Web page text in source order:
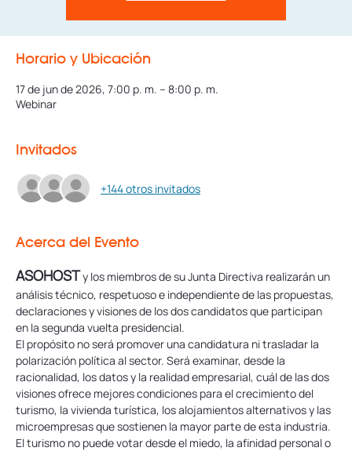
Horario y Ubicación
17 de jun de 2026, 7:00 p. m. – 8:00 p. m.
Webinar
Invitados
+144 otros invitados
Acerca del Evento
ASOHOSTy los miembros de su Junta Directiva realizarán un
análisis técnico, respetuoso e independiente de las propuestas,
declaraciones y visiones de los dos candidatos que participan
en la segunda vuelta presidencial.
El propósito no será promover una candidatura ni trasladar la
polarización política al sector. Será examinar, desde la
racionalidad, los datos y la realidad empresarial, cuál de las dos
visiones ofrece mejores condiciones para el crecimiento del
turismo, la vivienda turística, los alojamientos alternativos y las
microempresas que sostienen la mayor parte de esta industria.
El turismo no puede votar desde el miedo, la afinidad personal o